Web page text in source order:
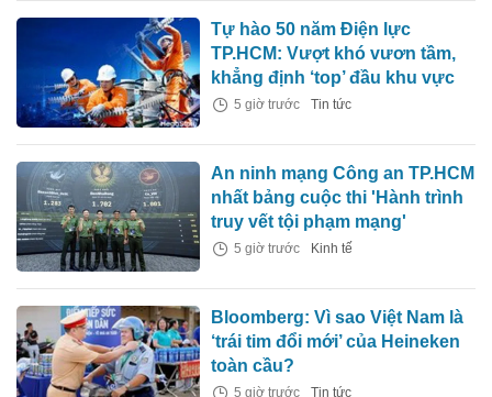
Tự hào 50 năm Điện lực
TP.HCM: Vượt khó vươn tầm,
khẳng định ‘top’ đầu khu vực
5 giờ trước Tin tức
An ninh mạng Công an TP.HCM
nhất bảng cuộc thi 'Hành trình
truy vết tội phạm mạng'
5 giờ trước Kinh tế
Bloomberg: Vì sao Việt Nam là
‘trái tim đổi mới’ của Heineken
toàn cầu?
5 giờ trước Tin tức